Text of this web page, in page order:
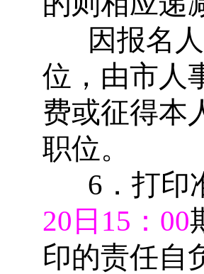
因报名
位，由市人
费或征得本
职位。
6 ．打
20 日 15 ： 00
印的责任自